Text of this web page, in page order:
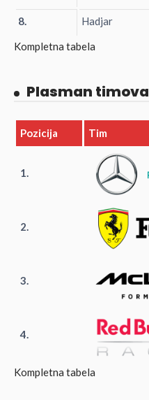
8. Hadjar
Kompletna tabela
Plasman timova
Pozicija Tim
1.
2.
3.
4.
Kompletna tabela